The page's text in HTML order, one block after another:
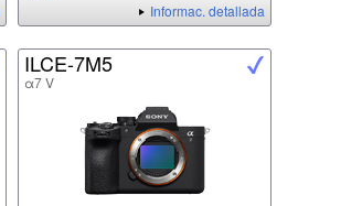
Informac. detallada
ILCE-7M5
α7 V